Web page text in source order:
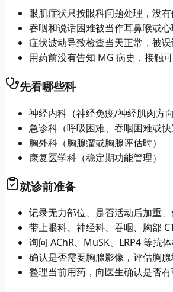
眼肌症状只按眼科问题处理，没
吞咽和说话困难被当作耳鼻喉或心
症状波动导致检查当天正常，被
用药前没有告知 MG 病史，接触
先看哪些科
神经内科（神经免疫/神经肌肉方向
急诊科（呼吸困难、吞咽困难或快
胸外科（胸腺瘤或胸腺评估时）
康复医学科（稳定期功能管理）
就诊前准备
记录无力部位、是否活动后加重
带上眼科、神经科、吞咽、胸部
询问 AChR、MuSK、LRP4 等抗
确认是否需要胸腺影像，评估胸腺
整理当前用药，向医生确认是否